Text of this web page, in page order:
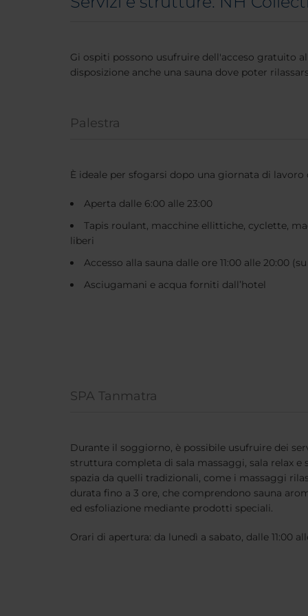
Gi ospiti possono usufruire dell'acceso gratuito
disposizione anche una sauna dove poter
Palestra
È ideale per sfogarsi dopo una giornata di
Aperta dalle 6:00 alle 23:00
Tapis roulant, macchine ellittiche, cyclette,
liberi
Accesso alla sauna dalle ore 11:00 alle 20:00
Asciugamani e acqua forniti dall’hotel
SPA Tanmatra
Durante il soggiorno, è possibile usufruire dei
struttura completa di sala massaggi, sala relax e
spazia da quelli tradizionali, come i massaggi
durata fino a 3 ore, che comprendono sauna
ed esfoliazione mediante prodotti speciali.
Orari di apertura: da lunedì a sabato, dalle 11:00